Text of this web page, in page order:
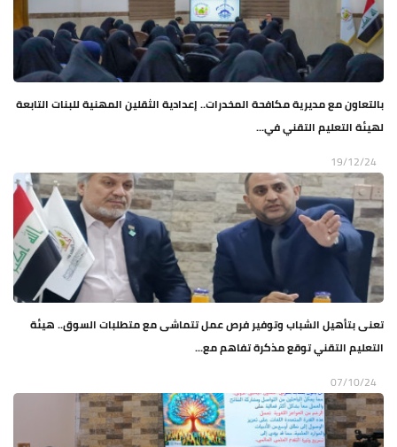
بالتعاون مع مديرية مكافحة المخدرات.. إعدادية الثقلين المهنية للبنات التابعة
لهيئة التعليم التقني في...
19/12/24
تعنى بتأهيل الشباب وتوفير فرص عمل تتماشى مع متطلبات السوق.. هيئة
التعليم التقني توقع مذكرة تفاهم مع...
07/10/24